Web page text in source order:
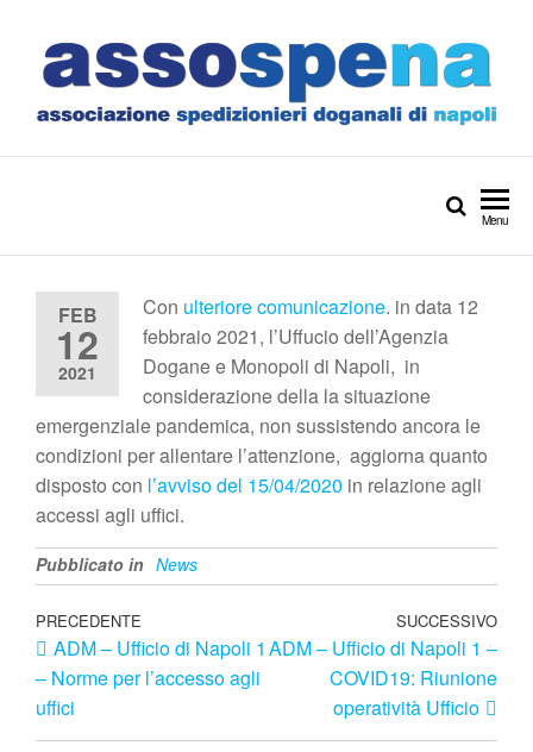
Menu
FEB
12
2021
Con ulteriore comunicazione. in data 12
febbraio 2021, l’Uffucio dell’Agenzia
Dogane e Monopoli di Napoli, in
considerazione della la situazione
emergenziale pandemica, non sussistendo ancora le
condizioni per allentare l’attenzione, aggiorna quanto
disposto con l’avviso del 15/04/2020 in relazione agli
accessi agli uffici.
Pubblicato in News
PRECEDENTE
ADM – Ufficio di Napoli 1
– Norme per l’accesso agli
uffici
SUCCESSIVO
ADM – Ufficio di Napoli 1 –
COVID19: Riunione
operatività Ufficio